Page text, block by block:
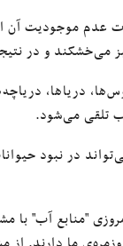
می‌خشکند و در
دریاها،
تلقی می‌شود.
در نبود
"منابع آب" با